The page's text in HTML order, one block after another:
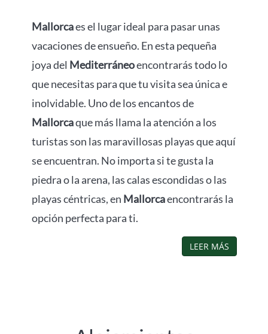
Mallorcaes el lugar ideal para pasar unas
vacaciones de ensueño. En esta pequeña
joya del Mediterráneoencontrarás todo lo
que necesitas para que tu visita sea única e
inolvidable. Uno de los encantos de
Mallorcaque más llama la atención a los
turistas son las maravillosas playas que aquí
se encuentran. No importa si te gusta la
piedra o la arena, las calas escondidas o las
playas céntricas, en Mallorcaencontrarás la
opción perfecta para ti.
LEER MÁS